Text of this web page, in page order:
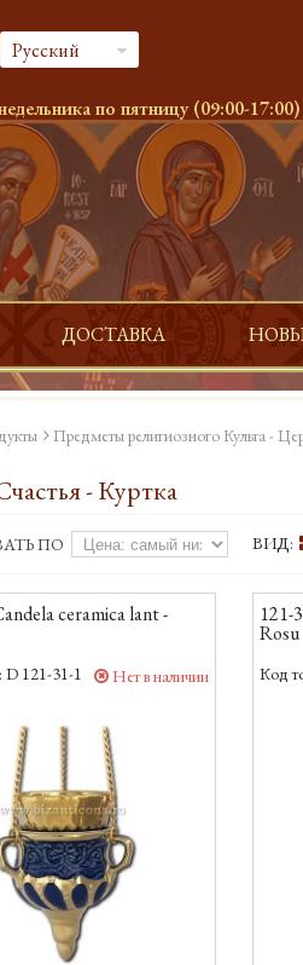
Русский
по пятницу (09:00-17:00)
ДОСТАВКА
Предметы религиозного Культа -
- Куртка
ПО ВИД:
ceramica lant -
D 121-31-1 Нет в наличии
121-
Rosu
Код